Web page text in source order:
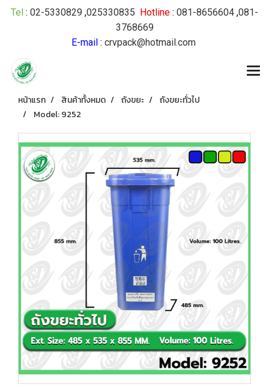
Tel : 02-5330829 ,025330835 Hotline : 081-8656604 ,081-
3768669
E-mail: crvpack@hotmail.com
หน้าแรก สินค้าทั้งหมด ถังขยะ
ถังขยะทั่วไป
Model: 9252